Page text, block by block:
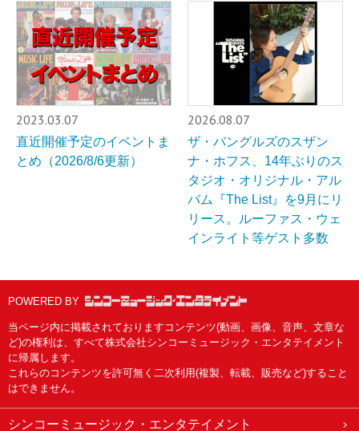
2023.03.07
直近開催予定のイベントま
とめ（2026/8/6更新）
2026.08.07
ザ・バングルズのスザン
ナ・ホフス、14年ぶりのス
タジオ・オリジナル・アル
バム『The List』を9月にリ
リース。ルーファス・ウェ
インライト等ゲスト多数
POWERED BY
当ページ内に掲載されておりますコンテンツ(動画、画像、音声、文章な
ど)の権利は、すべて株式会社シンコーミュージック・エンタテイメント
に帰属します。
これらのコンテンツを許可無く二次利用(複製、転載、販売など)すること
はできません。
シンコーミュージック・エンタテイメント